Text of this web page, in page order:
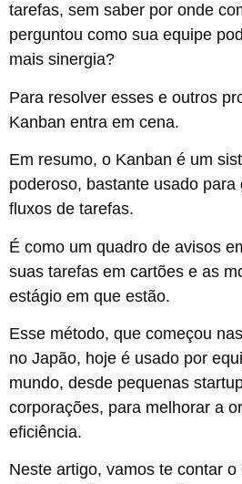
tarefas, sem saber por onde
perguntou como sua equipe
mais sinergia?
Para resolver esses e outros
Kanban entra em cena.
Em resumo, o Kanban é um
poderoso, bastante usado
fluxos de tarefas.
É como um quadro de avisos
suas tarefas em cartões e as
estágio em que estão.
Esse método, que começou
no Japão, hoje é usado por
mundo, desde pequenas
corporações, para melhorar a
eficiência.
Neste artigo, vamos te contar